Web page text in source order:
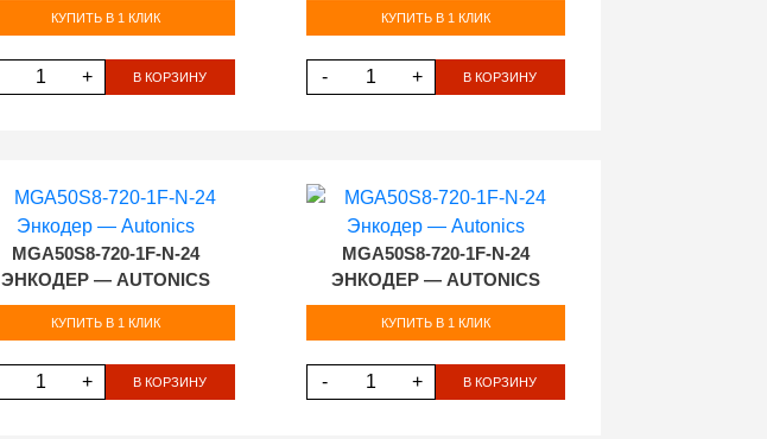
КУПИТЬ В 1 КЛИК
+ В КОРЗИНУ
КУПИТЬ В 1 КЛИК
- + В КОРЗИНУ
MGA50S8-720-1F-N-24
ЭНКОДЕР — AUTONICS
КУПИТЬ В 1 КЛИК
+ В КОРЗИНУ
MGA50S8-720-1F-N-24
ЭНКОДЕР — AUTONICS
КУПИТЬ В 1 КЛИК
- + В КОРЗИНУ